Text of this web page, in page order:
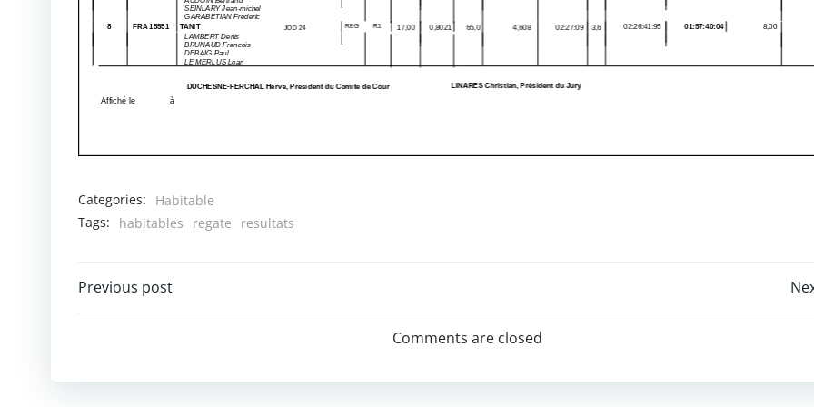
Categories:
Habitable
Tags:
habitables regate resultats
Post
Previous post
navigation
Comments are closed